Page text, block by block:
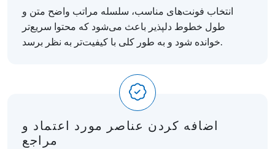
انتخاب فونت‌های مناسب، سلسله مراتب واضح متن و
طول خطوط دلپذیر باعث می‌شود که محتوا سریع‌تر
خوانده شود و به طور کلی با کیفیت‌تر به نظر برسد.
اضافه کردن عناصر مورد اعتماد و
مراجع